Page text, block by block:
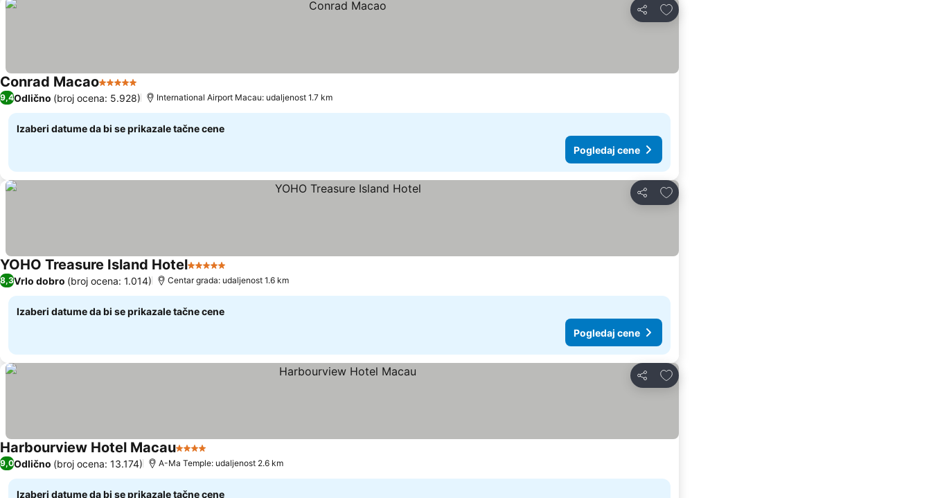
Deli
Dodati u favorite
Conrad Macao5 ZvezdicePogledaj cene
9,4Odlično (broj ocena: 5.928) International Airport Macau: udaljenost 1.7 km
Izaberi datume da bi se prikazale tačne cene
Pogledaj cene
Deli
Dodati u favorite
YOHO Treasure Island Hotel5 Zvezdice
8,3Vrlo dobro (broj ocena: 1.014) Centar grada: udaljenost 1.6 km
Izaberi datume da bi se prikazale tačne cene
Pogledaj cene
Deli
Dodati u favorite
Harbourview Hotel Macau4 Zvezdice
9,0Odlično (broj ocena: 13.174) A-Ma Temple: udaljenost 2.6 km
Izaberi datume da bi se prikazale tačne cene